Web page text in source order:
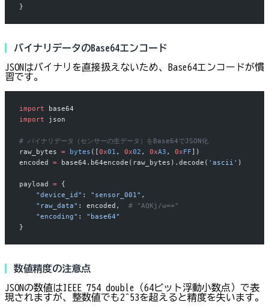
}
バイナリデータのBase64エンコード
JSONはバイナリを直接扱えないため、Base64エンコードが慣
習です。
import base64
import json
# バイナリデータ（センサーの生データ）をBase64でJSON化
raw_bytes = bytes ([0x01 , 0x02 , 0xA3 , 0xFF])
encoded = base64.b64encode(raw_bytes).decode( 'ascii' )
payload = {
    "device_id"
: "sensor_001" ,
    "raw_data"
: encoded, # "AQKj/w=="
    "encoding"
: "base64"
}
数値精度の注意点
JSONの数値はIEEE 754 double（64ビット浮動小数点）で表
現されますが、整数値でも2^53を超えると精度を失います。